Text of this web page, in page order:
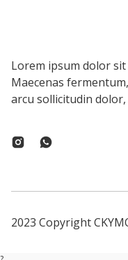
Lorem ipsum dolor
Maecenas
arcu sollicitudin dolor,
2023 Copyright